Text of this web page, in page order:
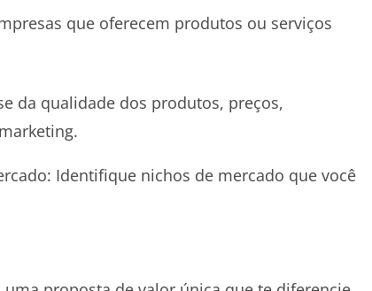
que oferecem produtos ou serviços
da qualidade dos produtos, preços,
Identifique nichos de mercado que você